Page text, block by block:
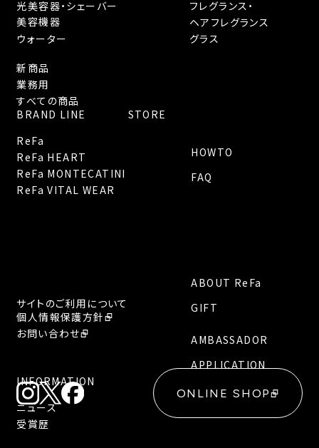
光美容器・シェーバー
美容機器
フレグランス・
ヘアフレグランス
ウォーター
グラス
新商品
業務用
すべての商品
HOWTO
FAQ
BRAND LINE
ReFa
ReFa HEART
ReFa MONTECATINI
ReFa VITAL WEAR
STORE
INFORMATION
ニュース
受賞歴
ABOUT ReFa
GIFT
AMBASSADOR
APPLICATION
サイトのご利用について
個人情報保護方針
お問い合わせ
ONLINE SHOP